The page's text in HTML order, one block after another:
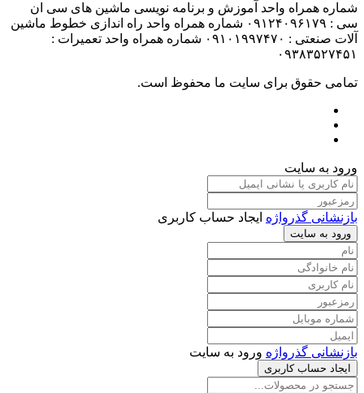
شماره همراه واحد آموزش و برنامه نویسی ماشین های سی ان
سی : ۰۹۱۲۴۰۹۶۱۷۹ شماره همراه واحد راه اندازی خطوط ماشین
آلات صنعتی : ۰۹۱۰۱۹۹۷۴۷۰ شماره همراه واحد تعمیرات :
۰۹۳۸۳۵۲۷۴۵۱
تمامی حقوق برای سایت ما محفوظ است.
ورود به سایت
بازنشانی گذرواژه ایجاد حساب کاربری
ورود به سایت
بازنشانی گذرواژه ورود به سایت
ایجاد حساب کاربری